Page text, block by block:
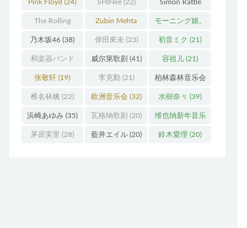
Pink Floyd (24) SHINee(22) Simon Rattle
(43)
The Rolling
Stones(30)
Zubin Mehta
(19)
モーニング娘。
(27)
乃木坂46 (38) 倖田來未 (23) 初音ミク (21)
和楽器バンド
(25)
威尔第歌剧 (41) 容祖儿 (21)
张敬轩 (19) 李克勤 (21) 柏林森林音乐会
(22)
椎名林檎 (22) 欧洲音乐会(32) 水樹奈々 (39)
浜崎あゆみ (35) 瓦格纳歌剧 (20) 维也纳新年音乐
会(19)
茅原実里 (28) 藍井エイル(20) 鈴木愛理 (20)